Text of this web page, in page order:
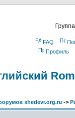
FAQ
Профиль
shedevr.org.ru ->